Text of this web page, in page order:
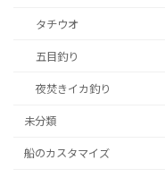
タチウオ
五目釣り
夜焚きイカ釣り
未分類
船のカスタマイズ